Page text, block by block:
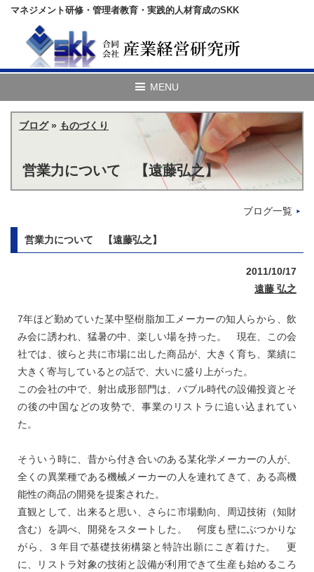
マネジメント研修・管理者教育・実践的人材育成のSKK
ブログ» ものづくり
営業力について 【遠藤弘之】
ブログ一覧
営業力について 【遠藤弘之】
2011/10/17
遠藤 弘之
7年ほど勤めていた某中堅樹脂加工メーカーの知人らから、飲
み会に誘われ、猛暑の中、楽しい場を持った。 現在、この会
社では、彼らと共に市場に出した商品が、大きく育ち、業績に
大きく寄与しているとの話で、大いに盛り上がった。
この会社の中で、射出成形部門は、バブル時代の設備投資とそ
の後の中国などの攻勢で、事業のリストラに追い込まれてい
た。
そういう時に、昔から付き合いのある某化学メーカーの人が、
全くの異業種である機械メーカーの人を連れてきて、ある高機
能性の商品の開発を提案された。
直観として、出来ると思い、さらに市場動向、周辺技術（知財
含む）を調べ、開発をスタートした。 何度も壁にぶつかりな
がら、３年目で基礎技術構築と特許出願にこぎ着けた。 更
に、リストラ対象の技術と設備が利用できて生産も始めるころ